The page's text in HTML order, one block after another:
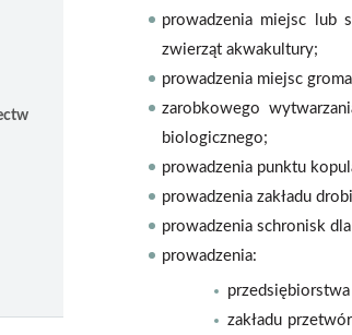
prowadzenia miejsc lub
zwierząt akwakultury;
prowadzenia miejsc
zarobkowego
biologicznego;
prowadzenia punktu
prowadzenia zakładu
prowadzenia schronisk
prowadzenia:
zakładu